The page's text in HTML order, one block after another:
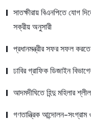
সাতক্ষীরায় বিএনপিতে যোগ
সক্রীয় অনুসারী
প্রধানমন্ত্রীর সফর সফল
ঢাবির গ্রাফিক ডিজাইন
আদমদীঘিতে হিন্দু মহিলার
গণতান্ত্রিক আন্দোলন-সংগ্রাম